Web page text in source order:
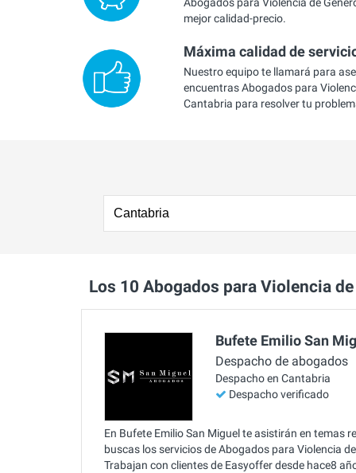
mejor calidad-precio.
Máxima calidad de
Nuestro equipo te llamará para
encuentras Abogados para
Cantabria para resolver tu
Los 10 Abogados para Violencia
Bufete Emilio San
Despacho de abogados
Despacho en Cantabria
Despacho verificado
En Bufete Emilio San Miguel te asistirán en temas
buscas los servicios de Abogados para Violencia
Trabajan con clientes de Easyoffer desde hace8